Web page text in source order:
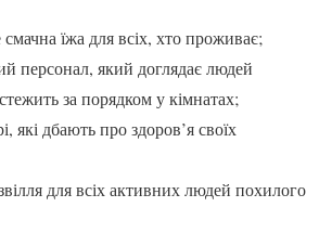
їжа для всіх, хто проживає;
персонал, який доглядає людей
за порядком у кімнатах;
які дбають про здоров’я своїх
для всіх активних людей похилого